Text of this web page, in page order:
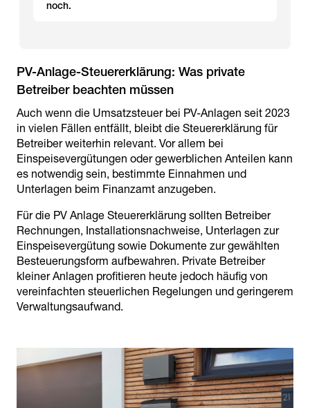
noch.
PV-Anlage-Steuererklärung: Was private
Auch wenn die Umsatzsteuer bei PV-Anlagen seit 2023
in vielen Fällen entfällt, bleibt die Steuererklärung für
Betreiber weiterhin relevant. Vor allem bei
Einspeisevergütungen oder gewerblichen Anteilen kann
es notwendig sein, bestimmte Einnahmen und
Unterlagen beim Finanzamt anzugeben.
Für die PV Anlage Steuererklärung sollten Betreiber
Rechnungen, Installationsnachweise, Unterlagen zur
Einspeisevergütung sowie Dokumente zur gewählten
Besteuerungsform aufbewahren. Private Betreiber
kleiner Anlagen profitieren heute jedoch häufig von
vereinfachten steuerlichen Regelungen und geringerem
Verwaltungsaufwand.